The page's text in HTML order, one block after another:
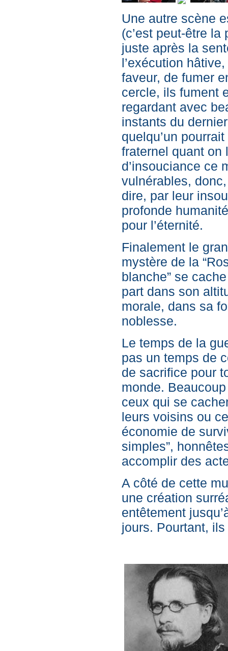
Une autre scène
(c’est peut-être
juste après la
l’exécution
faveur, de fumer
cercle, ils fument
regardant avec
instants du
quelqu’un
fraternel quant on
d’insouciance ce
vulnérables,
dire, par leur
profonde
pour l’éternité.
Finalement le
mystère de la
blanche” se
part dans son
morale, dans sa
noblesse.
Le temps de la
pas un temps de
de sacrifice pour
monde.
ceux qui se
leurs voisins ou
économie de
simples”,
accomplir des
A côté de cette
une création
entêtement
jours. Pourtant,